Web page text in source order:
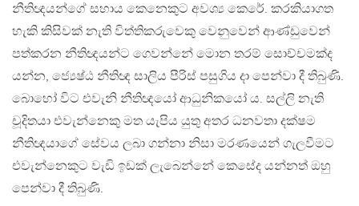
නීතිඥයන්ගේ සහාය කෙනෙකුට අවශ්‍ය කෙරේ. කරකියාගත
හැකි කිසිවක් නැති විත්තිකරුවෙකු වෙනුවෙන් ආණ්ඩුවෙන්
පත්කරන නීතිඥයන්ට ගෙවන්නේ මොන තරම් සොච්චමක්ද
යන්න, ජ්‍යෙෂ්ඨ නීතිඥ සාලිය පීරිස් පසුගිය දා පෙන්වා දී තිබුණි.
බොහෝ විට එවැනි නීතිඥයෝ ආධුනිකයෝ ය. සල්ලි නැති
චූදිතයා එවැන්නෙකු මත යැපිය යුතු අතර ධනවතා දක්ෂම
නීතිඥයාගේ සේවය ලබා ගන්නා නිසා මරණයෙන් ගැලවීමට
එවැන්නෙකුට වැඩි ඉඩක් ලැබෙන්නේ කෙසේද යන්නත් ඔහු
පෙන්වා දී තිබුණි.